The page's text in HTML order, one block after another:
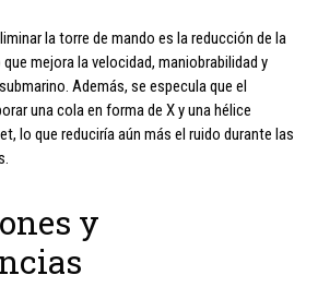
la torre de mando es la reducción de la
mejora la velocidad, maniobrabilidad y
Además, se especula que el
una cola en forma de X y una hélice
lo que reduciría aún más el ruido durante las
y